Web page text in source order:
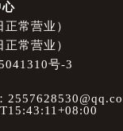
心
常营业）
常营业）
号-3